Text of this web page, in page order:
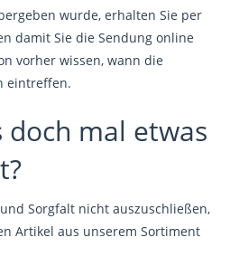
wurde, erhalten Sie per
damit Sie die Sendung online
vorher wissen, wann die
eintreffen.
doch mal etwas
Sorgfalt nicht auszuschließen,
Artikel aus unserem Sortiment